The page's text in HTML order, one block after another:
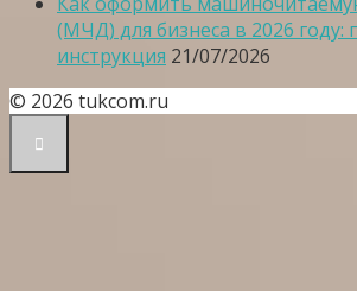
(МЧД) для бизнеса в 2026 году:
инструкция 21/07/2026
© 2026 tukcom.ru